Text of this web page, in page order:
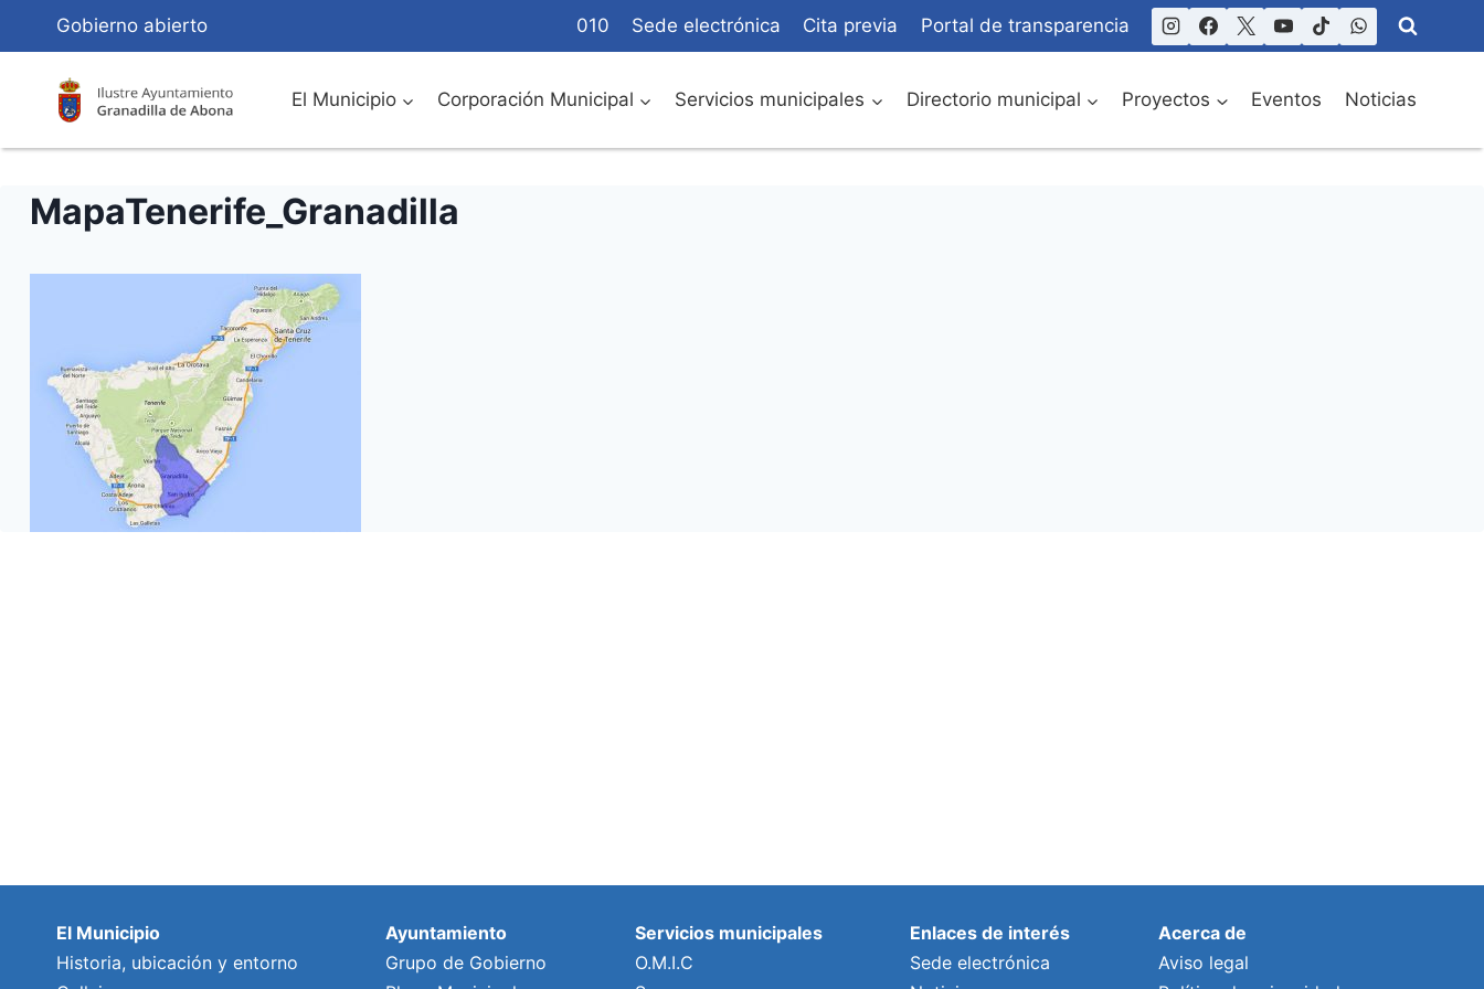
Contenido
Gobierno abierto 010 Sede electrónica Cita previa Portal de transparencia
El Municipio Corporación Municipal Servicios municipales Directorio municipal Proyectos Eventos Noticias
MapaTenerife_Granadilla
El Municipio
Historia, ubicación y entorno
Ayuntamiento
Grupo de Gobierno
Servicios municipales
O.M.I.C
Enlaces de interés
Sede electrónica
Acerca de
Aviso legal